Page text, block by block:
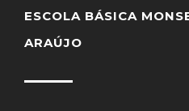
ESCOLA BÁSICA
ARAÚJO